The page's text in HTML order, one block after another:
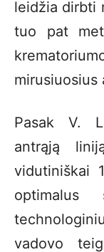
leidžia dirbti
tuo pat
mirusiuosius
Pasak V.
antrąją
vidutiniškai
optimalus
vadovo